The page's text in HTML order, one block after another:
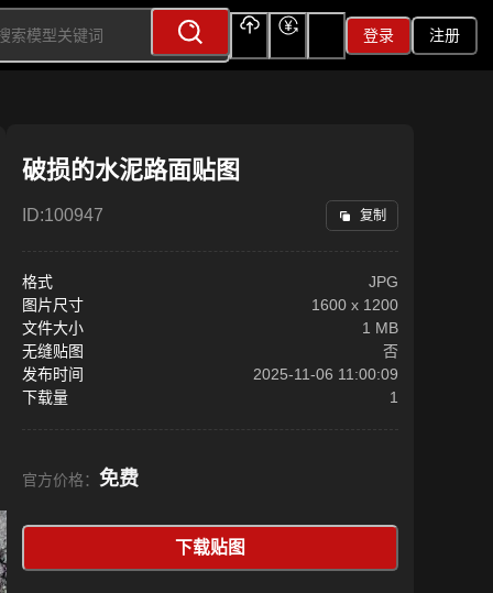
登录 注册
破损的水泥路面贴图
ID:100947 复制
格式
JPG
图片尺寸
1600 x 1200
文件大小
1 MB
无缝贴图
否
发布时间
2025-11-06 11:00:09
下载量
1
官方价格： 免费
下载贴图